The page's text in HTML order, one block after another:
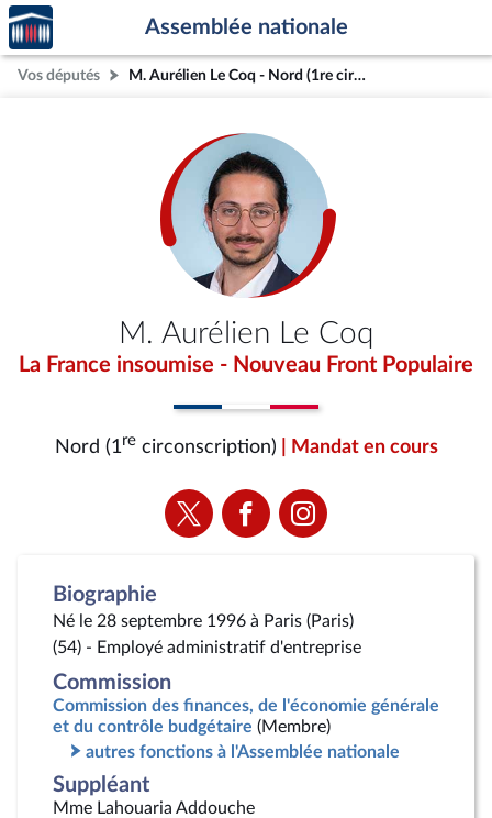
Aller au contenu
Aller en bas de la page
Accèder
à la
page
d'accueil
Assemblée nationale
Vos députés M. Aurélien Le Coq - Nord (1re circonscription)
M. Aurélien Le Coq
La France insoumise - Nouveau Front Populaire
Nord (1recirconscription) | Mandat en cours
Voir
la
Voir
la
Voir
la
Biographie
Né le 28 septembre 1996 à Paris (Paris)
(54) - Employé administratif d'entreprise
Commission
Commission des finances, de l'économie générale
et du contrôle budgétaire (Membre)
autres fonctions à l'Assemblée nationale
Suppléant
Mme Lahouaria Addouche